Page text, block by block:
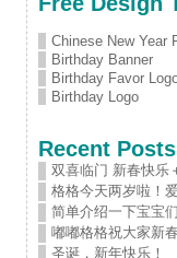
Chinese New Year
Birthday Banner
Birthday Favor
Birthday Logo
Recent Posts
双喜临门 新春快乐
格格今天两岁啦！
简单介绍一下宝宝
嘟嘟格格祝大家新
圣诞，新年快乐！